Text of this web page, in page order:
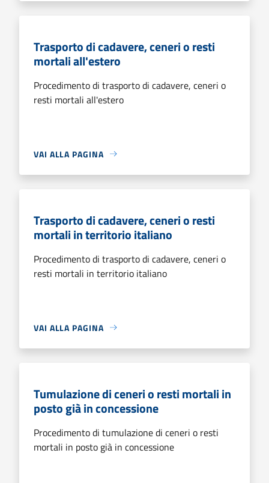
Trasporto di cadavere, ceneri o resti
mortali all'estero
Procedimento di trasporto di cadavere, ceneri o
resti mortali all'estero
VAI ALLA PAGINA
Trasporto di cadavere, ceneri o resti
mortali in territorio italiano
Procedimento di trasporto di cadavere, ceneri o
resti mortali in territorio italiano
VAI ALLA PAGINA
Tumulazione di ceneri o resti mortali in
posto già in concessione
Procedimento di tumulazione di ceneri o resti
mortali in posto già in concessione